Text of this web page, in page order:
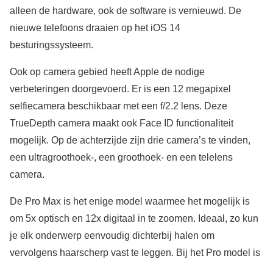
alleen de hardware, ook de software is vernieuwd. De
nieuwe telefoons draaien op het iOS 14
besturingssysteem.
Ook op camera gebied heeft Apple de nodige
verbeteringen doorgevoerd. Er is een 12 megapixel
selfiecamera beschikbaar met een f/2.2 lens. Deze
TrueDepth camera maakt ook Face ID functionaliteit
mogelijk. Op de achterzijde zijn drie camera’s te vinden,
een ultragroothoek-, een groothoek- en een telelens
camera.
De Pro Max is het enige model waarmee het mogelijk is
om 5x optisch en 12x digitaal in te zoomen. Ideaal, zo kun
je elk onderwerp eenvoudig dichterbij halen om
vervolgens haarscherp vast te leggen. Bij het Pro model is